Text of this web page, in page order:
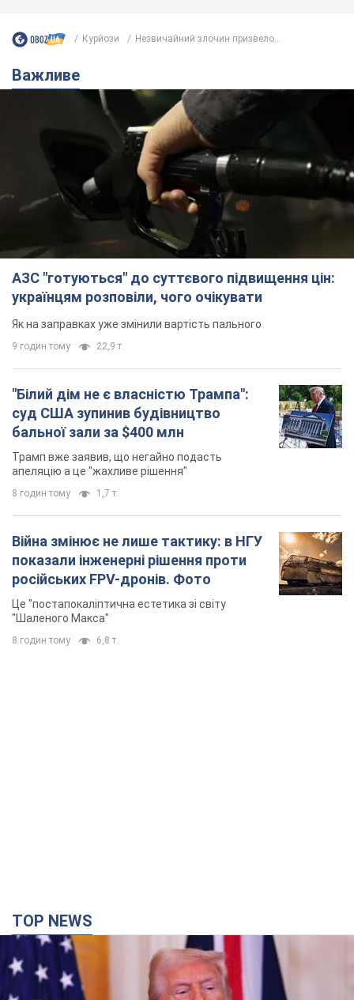
Курйози Незвичайний злочин призвело...
Важливе
АЗС "готуються" до суттєвого підвищення цін:
українцям розповіли, чого очікувати
Як на заправках уже змінили вартість пального
9 годин тому 22,9 т.
"Білий дім не є власністю Трампа":
суд США зупинив будівництво
бальної зали за $400 млн
Трамп вже заявив, що негайно подасть
апеляцію а це "жахливе рішення"
8 годин тому 1,7 т.
Війна змінює не лише тактику: в НГУ
показали інженерні рішення проти
російських FPV-дронів. Фото
Це "постапокаліптична естетика зі світу
"Шаленого Макса"
8 годин тому 6,8 т.
TOP NEWS